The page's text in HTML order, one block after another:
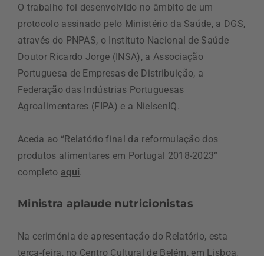
O trabalho foi desenvolvido no âmbito de um
protocolo assinado pelo Ministério da Saúde, a DGS,
através do PNPAS, o Instituto Nacional de Saúde
Doutor Ricardo Jorge (INSA), a Associação
Portuguesa de Empresas de Distribuição, a
Federação das Indústrias Portuguesas
Agroalimentares (FIPA) e a NielsenIQ.
Aceda ao “Relatório final da reformulação dos
produtos alimentares em Portugal 2018-2023”
completo aqui.
Ministra aplaude nutricionistas
Na cerimónia de apresentação do Relatório, esta
terça-feira, no Centro Cultural de Belém, em Lisboa,